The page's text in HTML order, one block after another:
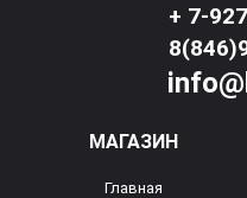
+ 7-
МАГАЗИН
Главная